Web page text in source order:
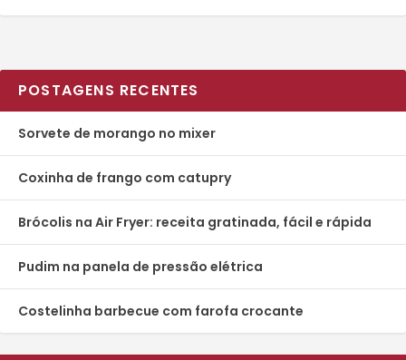
POSTAGENS RECENTES
Sorvete de morango no mixer
Coxinha de frango com catupry
Brócolis na Air Fryer: receita gratinada, fácil e rápida
Pudim na panela de pressão elétrica
Costelinha barbecue com farofa crocante